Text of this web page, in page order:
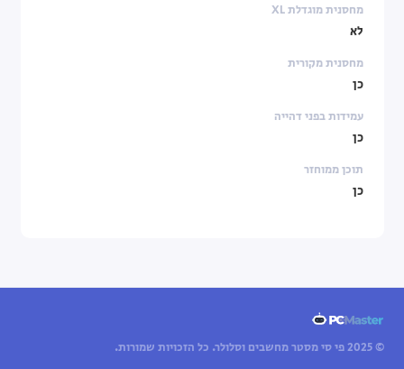
מחסנית מוגדלת XL
לא
מחסנית מקורית
כן
עמידות בפני דהייה
כן
תוכן ממוחזר
כן
© 2025 פי סי מסטר מחשבים וסלולר. כל הזכויות שמורות.